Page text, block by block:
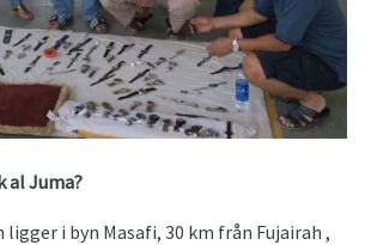
al Juma?
ligger i byn Masafi, 30 km från Fujairah ,